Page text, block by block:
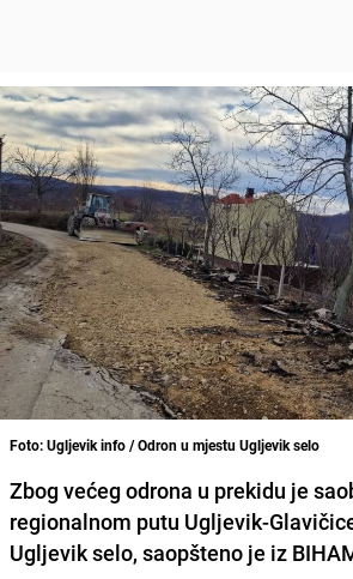
Foto: Ugljevik info / Odron u mjestu Ugljevik selo
Zbog većeg odrona u prekidu je
regionalnom putu Ugljevik-
Ugljevik selo, saopšteno je iz